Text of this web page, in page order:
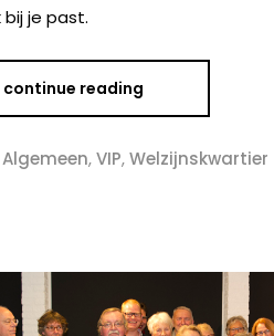
je past.
continue reading
,VIP,Welzijnskwartier